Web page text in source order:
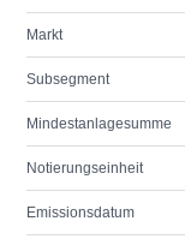
Markt
Subsegment
Mindestanlagesumme
Notierungseinheit
Emissionsdatum